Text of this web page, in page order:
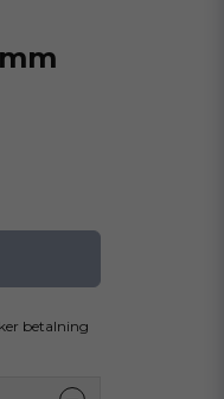
betalning